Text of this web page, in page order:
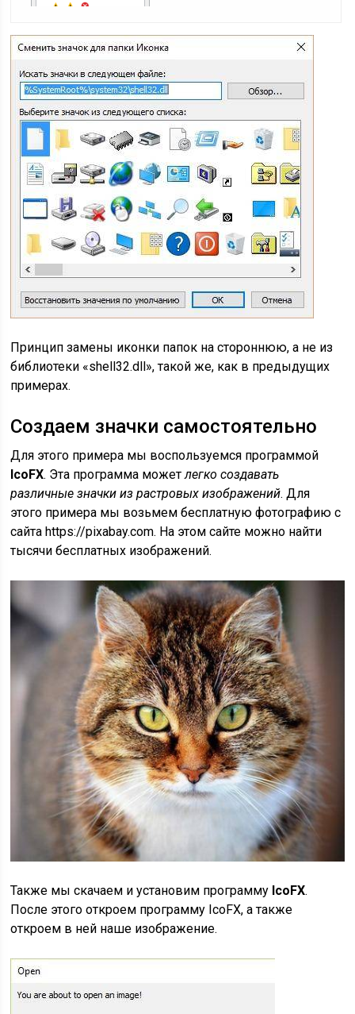
Принцип замены иконки папок на стороннюю, а не из
библиотеки «shell32.dll», такой же, как в предыдущих
примерах.
Создаем значки самостоятельно
Для этого примера мы воспользуемся программой
IcoFX. Эта программа можетлегко создавать
различные значки из растровых изображений. Для
этого примера мы возьмем бесплатную фотографию с
сайта https://pixabay.com. На этом сайте можно найти
тысячи бесплатных изображений.
Также мы скачаем и установим программу IcoFX.
После этого откроем программу IcoFX, а также
откроем в ней наше изображение.